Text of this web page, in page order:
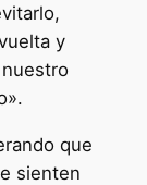
y
que
sienten